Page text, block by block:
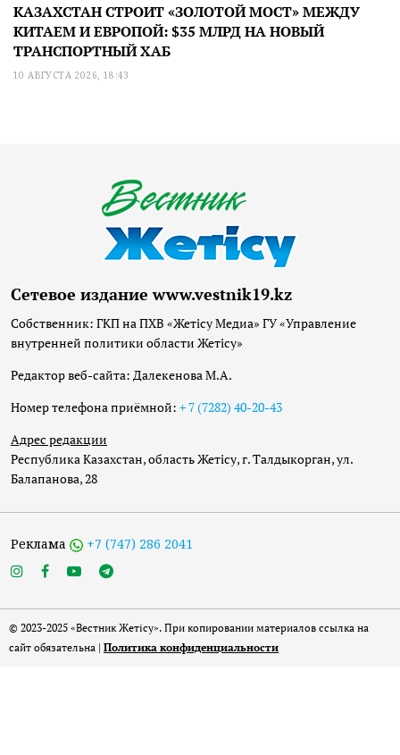
КАЗАХСТАН СТРОИТ «ЗОЛОТОЙ МОСТ» МЕЖДУ
КИТАЕМ И ЕВРОПОЙ: $35 МЛРД НА НОВЫЙ
ТРАНСПОРТНЫЙ ХАБ
10 АВГУСТА 2026, 18:43
Сетевое издание www.vestnik19.kz
Собственник: ГКП на ПХВ «Жетісу Медиа» ГУ «Управление
внутренней политики области Жетісу»
Редактор веб-сайта: Далекенова М.А.
Номер телефона приёмной: + 7 (7282) 40-20-43
Адрес редакции
Республика Казахстан, область Жетісу, г. Талдыкорган, ул.
Балапанова, 28
Реклама +7 (747) 286 2041
© 2023-2025 «Вестник Жетісу». При копировании материалов ссылка на
сайт обязательна | Политика конфиденциальности